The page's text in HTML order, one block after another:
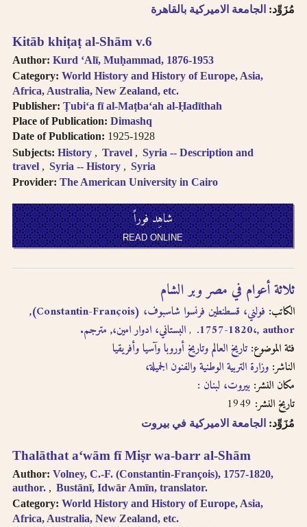
Kitāb khiṭaṭ al-Shām v.6
Author: Kurd ʻAlī, Muḥammad, 1876-1953
Category: World History and History of Europe, Asia,
Africa, Australia, New Zealand, etc.
Publisher: Ṭubiʻa fī al-Maṭbaʻah al-Ḥadīthah
Place of Publication: Dimashq
Date of Publication: 1925-1928
Subjects: History Travel
Syria -- Description and
travel
Syria -- History
Syria
Provider: The American University in Cairo
شاهِد فوراً
READ ONLINE
مُزَوِّد: الجامعة الاميركية بالقاهرة
Thalāthat a‘wām fī Miṣr wa-barr al-Shām
Author: Volney, C.-F. (Constantin-François), 1757-1820,
author.
Bustānī, Idwār Amīn, translator.
Category: World History and History of Europe, Asia,
Africa, Australia, New Zealand, etc.
ثلاثة أعوام في مصر وبر الشام
الكاتب:
فولني، قسطنطين فرنسوا شاسبوف، (Constantin-François),
1757-1820،, author.
البستاني، ادوار امين،, مترجم.
فئة الموضوع: تاريخ العالم وتاريخ أوروبا وآسيا وأفريقيا
الناشر: وزارة التربية الوطنية والفنون الجميلة،
مكان النشر: بيروت، لبنان :
تاريخ النشر:
مُزَوِّد: الجامعة الاميركية في بيروت